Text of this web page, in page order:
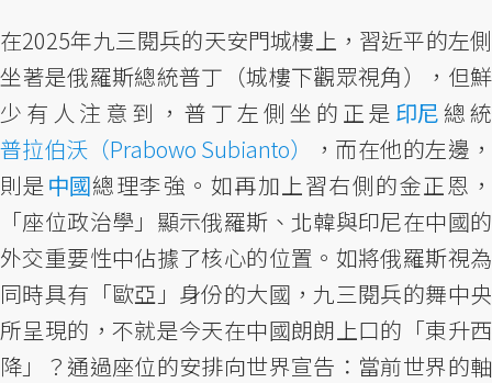
在2025年九三閱兵的天安門城樓上，習近平的左側
坐著是俄羅斯總統普丁（城樓下觀眾視角），但鮮
少有人注意到，普丁左側坐的正是 印尼總統
普拉伯沃（Prabowo Subianto）
，而在他的左邊，
則是中國總理李強。如再加上習右側的金正恩，
「座位政治學」顯示俄羅斯、北韓與印尼在中國的
外交重要性中佔據了核心的位置。如將俄羅斯視為
同時具有「歐亞」身份的大國，九三閱兵的舞中央
所呈現的，不就是今天在中國朗朗上口的「東升西
降」？通過座位的安排向世界宣告：當前世界的軸